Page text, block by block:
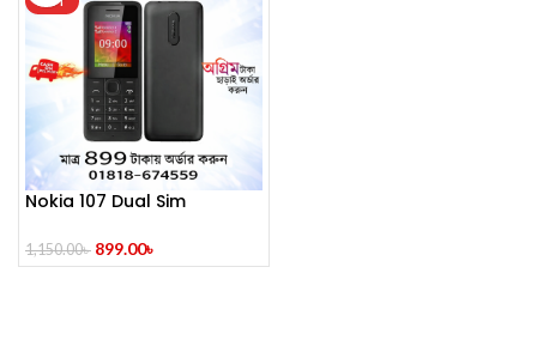
Nokia 107 Dual Sim
1,150.00৳ 899.00৳